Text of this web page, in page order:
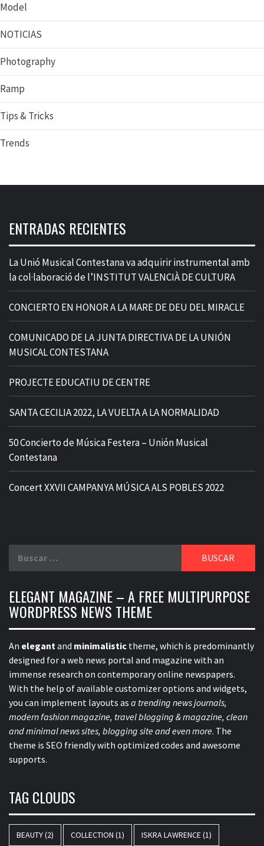
Model
NOTICIAS
Photography
Ramp
Tips & Tricks
Trends
ENTRADAS RECIENTES
La Unió Musical Contestana va adquirir instrumental amb
la col·laboració de l’INSTITUT VALENCIÀ DE CULTURA
CONCIERTO EN HONOR A LA MARE DE DEU DEL MIRACLE
COMUNICADO DE LA JUNTA DIRECTIVA DE LA UNIÓN
MUSICAL CONTESTANA
PROJECTE EDUCATIU DE CENTRE
SANTA CECILIA 2022, LA VUELTA A LA NORMALIDAD
50 Concierto de Música Festera – Unión Musical
Contestana
Concert XXVII CAMPANYA MÚSICA ALS POBLES 2022
ELEGANT MAGAZINE – A FREE MULTIPURPOSE
WORDPRESS NEWS THEME
An elegantand minimalistic theme, which is predominantly
designed for a web news portal and magazine with an
immense research on contemporary online newspapers.
With the help of available customizer options and widgets,
you can implement layouts as a trending news journals,
modern fashion magazine, travel blogging & magazine, clean
and minimal news sites, blogging site and even more. The
theme is SEO friendly with optimized codes and awesome
supports.
TAG CLOUDS
BEAUTY(2) COLLECTION (1) ISKRA LAWRENCE(1)